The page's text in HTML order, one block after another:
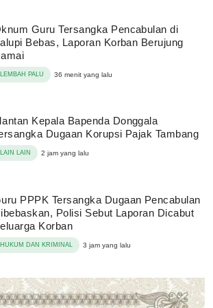
Guru Tersangka Pencabulan di
Bebas, Laporan Korban Berujung
LEMBAH PALU 36 menit yang lalu
Kepala Bapenda Donggala
Dugaan Korupsi Pajak Tambang
LAIN LAIN 2 jam yang lalu
PPPK Tersangka Dugaan Pencabulan
Polisi Sebut Laporan Dicabut
Korban
HUKUM DAN KRIMINAL 3 jam yang lalu